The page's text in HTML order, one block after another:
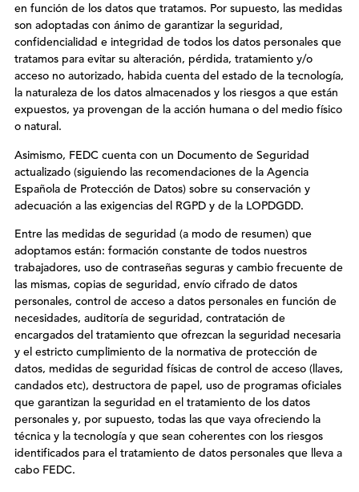
en función de los datos que tratamos. Por supuesto, las medidas
son adoptadas con ánimo de garantizar la seguridad,
confidencialidad e integridad de todos los datos personales que
tratamos para evitar su alteración, pérdida, tratamiento y/o
acceso no autorizado, habida cuenta del estado de la tecnología,
la naturaleza de los datos almacenados y los riesgos a que están
expuestos, ya provengan de la acción humana o del medio físico
o natural.
Asimismo, FEDC cuenta con un Documento de Seguridad
actualizado (siguiendo las recomendaciones de la Agencia
Española de Protección de Datos) sobre su conservación y
adecuación a las exigencias del RGPD y de la LOPDGDD.
Entre las medidas de seguridad (a modo de resumen) que
adoptamos están: formación constante de todos nuestros
trabajadores, uso de contraseñas seguras y cambio frecuente de
las mismas, copias de seguridad, envío cifrado de datos
personales, control de acceso a datos personales en función de
necesidades, auditoría de seguridad, contratación de
encargados del tratamiento que ofrezcan la seguridad necesaria
y el estricto cumplimiento de la normativa de protección de
datos, medidas de seguridad físicas de control de acceso (llaves,
candados etc), destructora de papel, uso de programas oficiales
que garantizan la seguridad en el tratamiento de los datos
personales y, por supuesto, todas las que vaya ofreciendo la
técnica y la tecnología y que sean coherentes con los riesgos
identificados para el tratamiento de datos personales que lleva a
cabo FEDC.